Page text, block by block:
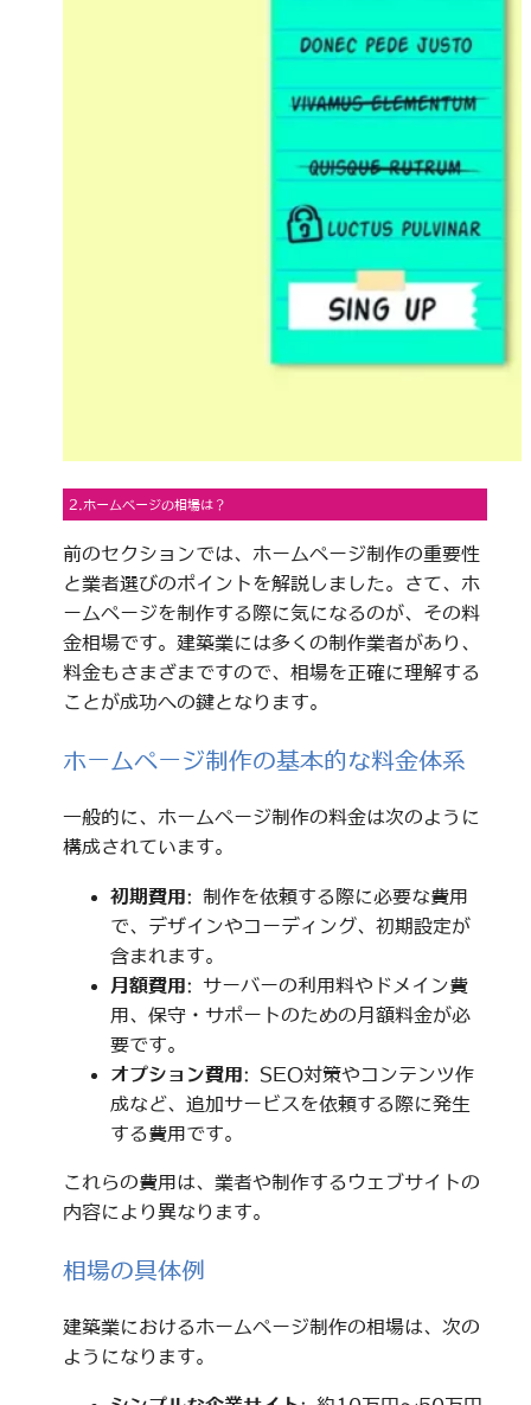
2.ホームページの相場は？
前のセクションでは、ホームページ制作の重要性
と業者選びのポイントを解説しました。さて、ホ
ームページを制作する際に気になるのが、その料
金相場です。建築業には多くの制作業者があり、
料金もさまざまですので、相場を正確に理解する
ことが成功への鍵となります。
ホームページ制作の基本的な料金体系
一般的に、ホームページ制作の料金は次のように
構成されています。
初期費用: 制作を依頼する際に必要な費用
で、デザインやコーディング、初期設定が
含まれます。
月額費用: サーバーの利用料やドメイン費
用、保守・サポートのための月額料金が必
要です。
オプション費用: SEO対策やコンテンツ作
成など、追加サービスを依頼する際に発生
する費用です。
これらの費用は、業者や制作するウェブサイトの
内容により異なります。
相場の具体例
建築業におけるホームページ制作の相場は、次の
ようになります。